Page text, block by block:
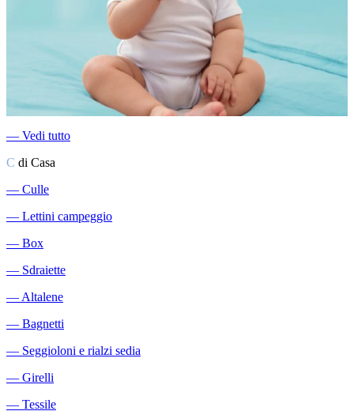
― Vedi tutto
C di Casa
― Culle
― Lettini campeggio
― Box
― Sdraiette
―Altalene
― Bagnetti
― Seggioloni e rialzi sedia
― Girelli
― Tessile